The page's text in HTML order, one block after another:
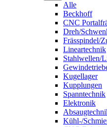
Alle
Beckhoff
CNC
Dreh/
Frässpindel/
Lineartechnik
Stahlwellen/
Kugellager
Kupplungen
Spanntechnik
Elektronik
Kühl-/